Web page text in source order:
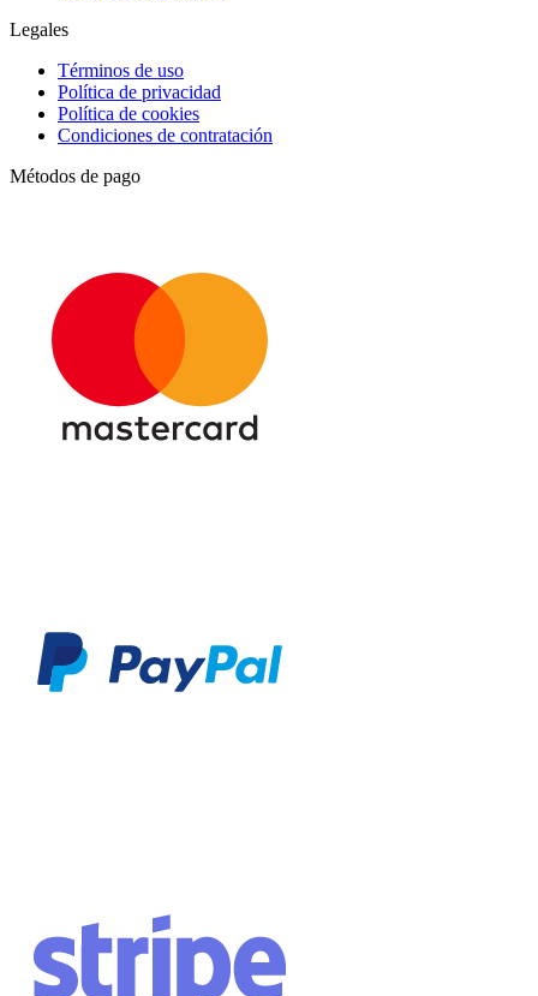
Legales
Términos de uso
Política de privacidad
Política de cookies
Condiciones de contratación
Métodos de pago